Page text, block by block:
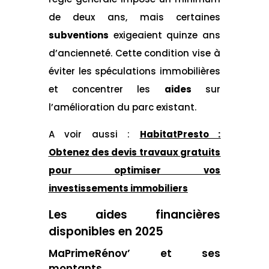
de deux ans, mais certaines
subventions exigeaient quinze ans
d’ancienneté. Cette condition vise à
éviter les spéculations immobilières
et concentrer les aides sur
l’amélioration du parc existant.
A voir aussi : HabitatPresto :
Obtenez des devis travaux gratuits
pour optimiser vos
investissements immobiliers
Les aides financières
disponibles en 2025
MaPrimeRénov’ et ses